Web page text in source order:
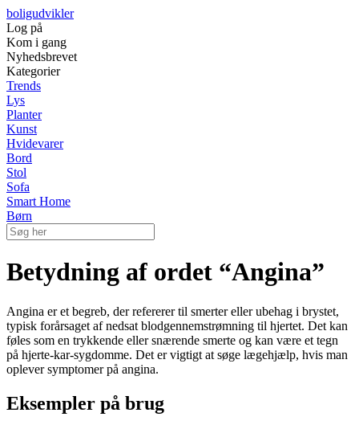
boligudvikler
Log på
Kom i gang
Nyhedsbrevet
Kategorier
Trends
Lys
Planter
Kunst
Hvidevarer
Bord
Stol
Sofa
Smart Home
Børn
Betydning af ordet “Angina”
Angina er et begreb, der refererer til smerter eller ubehag i brystet,
typisk forårsaget af nedsat blodgennemstrømning til hjertet. Det kan
føles som en trykkende eller snærende smerte og kan være et tegn
på hjerte-kar-sygdomme. Det er vigtigt at søge lægehjælp, hvis man
oplever symptomer på angina.
Eksempler på brug